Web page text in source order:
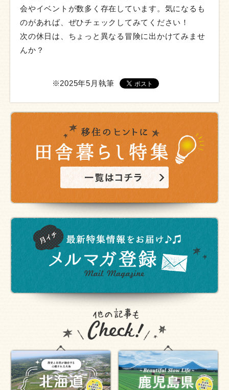
会やイベントが数多く存在しています。気になるも
のがあれば、ぜひチェックしてみてください！
次の休日は、ちょっと異なる冒険に出かけてみませ
んか？
※2025年5月執筆